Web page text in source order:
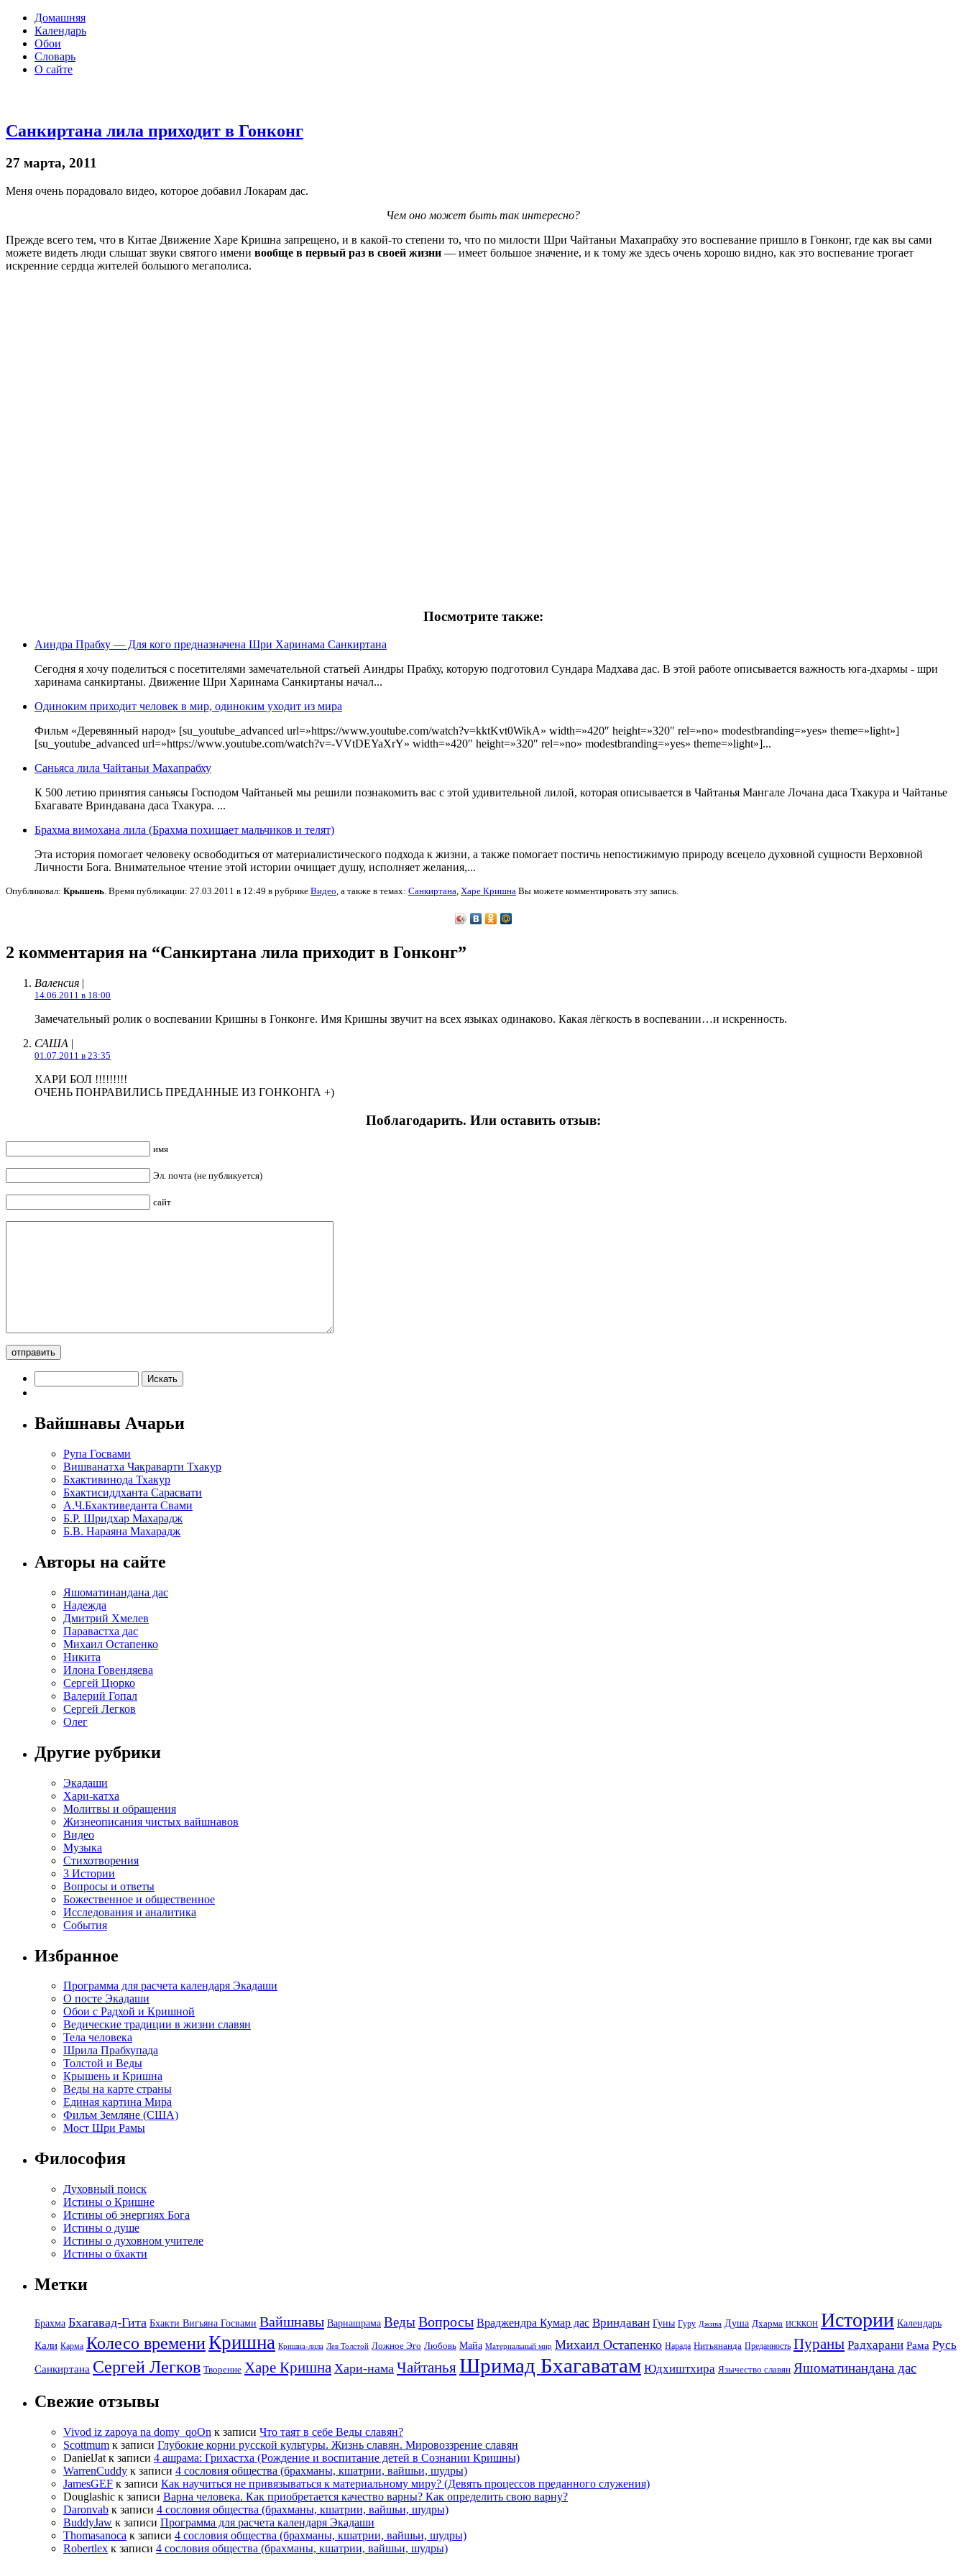
Домашняя
Календарь
Обои
Словарь
О сайте
Санкиртана лила приходит в Гонконг
27 марта, 2011
Меня очень порадовало видео, которое добавил Локарам дас.
Чем оно может быть так интересно?
Прежде всего тем, что в Китае Движение Харе Кришна запрещено, и в какой-то степени то, что по милости Шри Чайтаньи Махапрабху это воспевание пришло в Гонконг, где как вы сами
можете видеть люди слышат звуки святого имени вообще в первый раз в своей жизни — имеет большое значение, и к тому же здесь очень хорошо видно, как это воспевание трогает
искренние сердца жителей большого мегаполиса.
Посмотрите также:
Аиндра Прабху — Для кого предназначена Шри Харинама Санкиртана
Сегодня я хочу поделиться с посетителями замечательной статьей Аиндры Прабху, которую подготовил Сундара Мадхава дас. В этой работе описывается важность юга-дхармы - шри
харинама санкиртаны. Движение Шри Харинама Санкиртаны начал...
Одиноким приходит человек в мир, одиноким уходит из мира
Фильм «Деревянный народ» [su_youtube_advanced url=»https://www.youtube.com/watch?v=kktKvt0WikA» width=»420″ height=»320″ rel=»no» modestbranding=»yes» theme=»light»]
[su_youtube_advanced url=»https://www.youtube.com/watch?v=-VVtDEYaXrY» width=»420″ height=»320″ rel=»no» modestbranding=»yes» theme=»light»]...
Саньяса лила Чайтаньи Махапрабху
К 500 летию принятия саньясы Господом Чайтаньей мы решили познакомить вас с этой удивительной лилой, которая описывается в Чайтанья Мангале Лочана даса Тхакура и Чайтанье
Бхагавате Вриндавана даса Тхакура. ...
Брахма вимохана лила (Брахма похищает мальчиков и телят)
Эта история помогает человеку освободиться от материалистического подхода к жизни, а также помогает постичь непостижимую природу всецело духовной сущности Верховной
Личности Бога. Внимательное чтение этой истории очищает душу, исполняет желания,...
Опубликовал: Крышень . Время публикации: 27.03.2011 в 12:49 в рубрике Видео а также в темах: Санкиртана Харе Кришна Вы можете комментировать эту запись.
2 комментария на “Санкиртана лила приходит в Гонконг”
Валенсия |
14.06.2011 в 18:00
Замечательный ролик о воспевании Кришны в Гонконге. Имя Кришны звучит на всех языках одинаково. Какая лёгкость в воспевании…и искренность.
САША |
01.07.2011 в 23:35
ХАРИ БОЛ !!!!!!!!!
ОЧЕНЬ ПОНРАВИЛИСЬ ПРЕДАННЫЕ ИЗ ГОНКОНГА +)
Поблагодарить. Или оставить отзыв:
имя
Эл. почта (не публикуется)
сайт
Вайшнавы Ачарьи
Рупа Госвами
Вишванатха Чакраварти Тхакур
Бхактивинода Тхакур
Бхактисиддханта Сарасвати
А.Ч.Бхактиведанта Свами
Б.Р. Шридхар Махарадж
Б.В. Нараяна Махарадж
Авторы на сайте
Яшоматинандана дас
Надежда
Дмитрий Хмелев
Паравастха дас
Михаил Остапенко
Никита
Илона Говендяева
Сергей Цюрко
Валерий Гопал
Сергей Легков
Олег
Другие рубрики
Экадаши
Хари-катха
Молитвы и обращения
Жизнеописания чистых вайшнавов
Видео
Музыка
Стихотворения
3 Истории
Вопросы и ответы
Божественное и общественное
Исследования и аналитика
События
Избранное
Программа для расчета календаря Экадаши
О посте Экадаши
Обои с Радхой и Кришной
Ведические традиции в жизни славян
Тела человека
Шрила Прабхупада
Толстой и Веды
Крышень и Кришна
Веды на карте страны
Единая картина Мира
Фильм Земляне (США)
Мост Шри Рамы
Философия
Духовный поиск
Истины о Кришне
Истины об энергиях Бога
Истины о душе
Истины о духовном учителе
Истины о бхакти
Метки
Брахма Бхагавад-Гита Бхакти Вигьяна Госвами Вайшнавы Варнашрама ВедыВопросы Враджендра Кумар дас Вриндаван Гуны Гуру Джива Душа Дхарма ИСККОН Истории Календарь
Кали Карма Колесо времениКришна Кришна-лила Лев Толстой Ложное Эго Любовь Майа Материальный мир Михаил Остапенко Нарада Нитьянанда Преданность Пураны Радхарани Рама Русь
Санкиртана Сергей Легков Творение Харе Кришна Хари-нама ЧайтаньяШримад Бхагаватам Юдхиштхира Язычество славян Яшоматинандана дас
Свежие отзывы
Vivod iz zapoya na domy_qoOn к записи Что таят в себе Веды славян?
Scottmum к записи Глубокие корни русской культуры. Жизнь славян. Мировоззрение славян
DanielJat к записи 4 ашрама: Грихастха (Рождение и воспитание детей в Сознании Кришны)
WarrenCuddy к записи 4 сословия общества (брахманы, кшатрии, вайшьи, шудры)
JamesGEF к записи Как научиться не привязываться к материальному миру? (Девять процессов преданного служения)
Douglashic к записи Варна человека. Как приобретается качество варны? Как определить свою варну?
Daronvab к записи 4 сословия общества (брахманы, кшатрии, вайшьи, шудры)
BuddyJaw к записи Программа для расчета календаря Экадаши
Thomasanoca к записи 4 сословия общества (брахманы, кшатрии, вайшьи, шудры)
Robertlex к записи 4 сословия общества (брахманы, кшатрии, вайшьи, шудры)